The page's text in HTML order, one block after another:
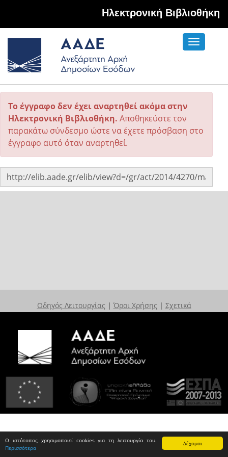
Δέχομαι
Ο ιστότοπος χρησιμοποιεί cookies για τη λειτουργία του.
Περισσότερα
Hλεκτρονική Βιβλιοθήκη
Toggle
Το έγγραφο δεν έχει αναρτηθεί ακόμα στην
Ηλεκτρονική Βιβλιοθήκη. Αποθηκεύστε τον
παρακάτω σύνδεσμο ώστε να έχετε πρόσβαση στο
έγγραφο αυτό όταν αναρτηθεί.
Οδηγός Λειτουργίας | Όροι Χρήσης | Σχετικά